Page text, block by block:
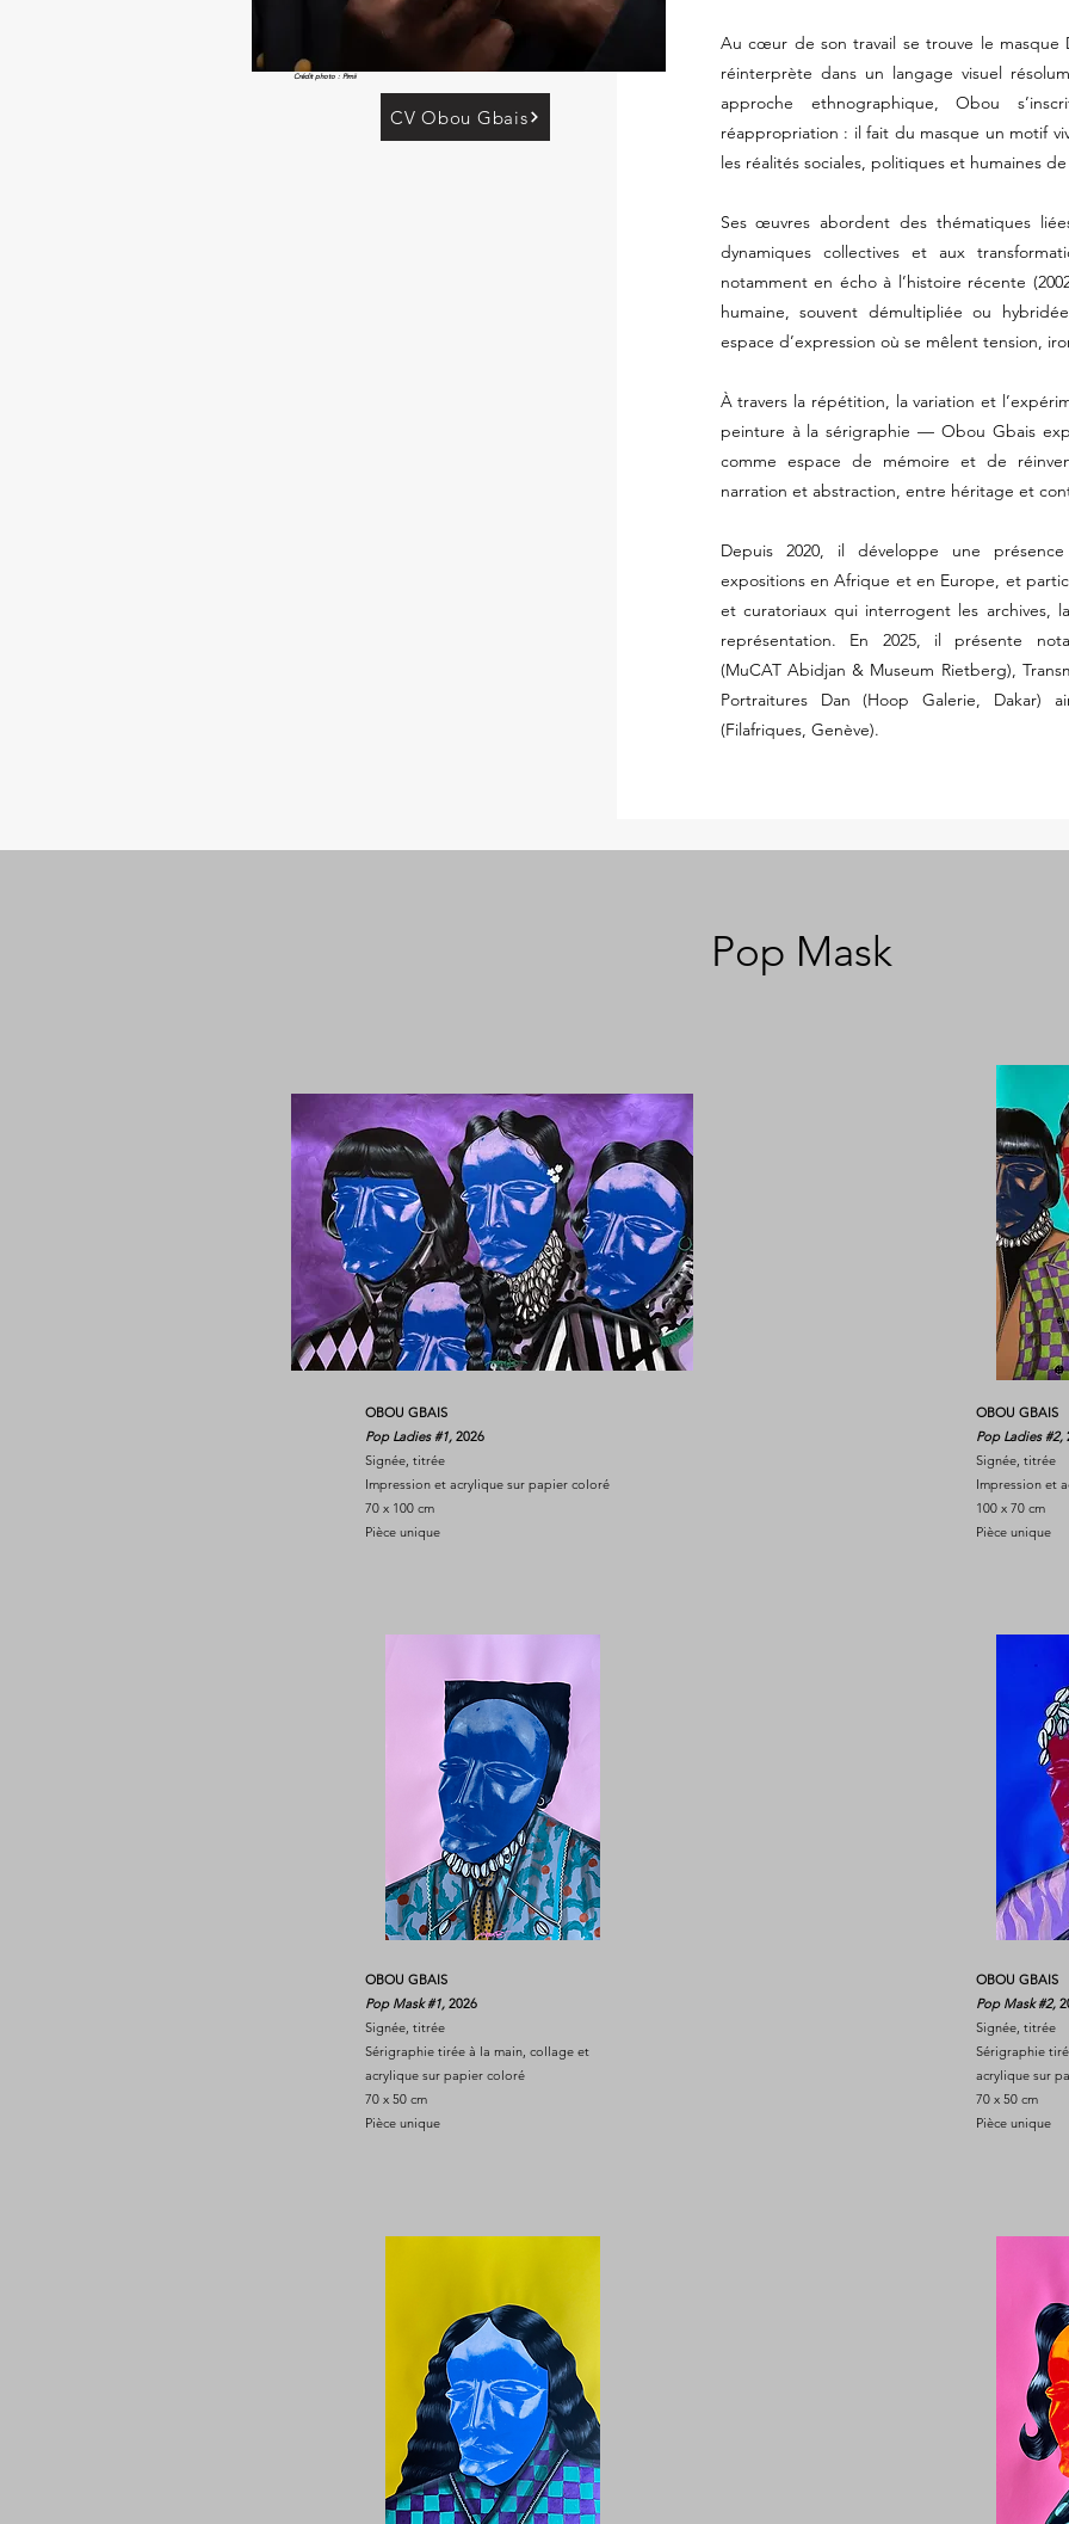
Crédit photo : Pimii
CV Obou Gbais
Au cœur de son travail se trouve le masque
réinterprète dans un langage visuel
approche ethnographique, Obou
réappropriation : il fait du masque un motif
les réalités sociales, politiques et humaines
Ses œuvres abordent des thématiques
dynamiques collectives et aux
notamment en écho à l’histoire récente
humaine, souvent démultipliée ou
espace d’expression où se mêlent tension,
À travers la répétition, la variation et
peinture à la sérigraphie — Obou Gbais
comme espace de mémoire et de
narration et abstraction, entre héritage et
Depuis 2020, il développe une
expositions en Afrique et en Europe, et
et curatoriaux qui interrogent les archives,
représentation. En 2025, il présente
(MuCAT Abidjan & Museum Rietberg),
Portraitures Dan (Hoop Galerie, Dakar)
(Filafriques, Genève).
Pop Mask
OBOU GBAIS
Pop Ladies #1, 2026
Signée, titrée
Impression et acrylique sur papier coloré
70 x 100 cm
Pièce unique
OBOU GBAIS
Pop Mask #1, 2026
Signée, titrée
Sérigraphie tirée à la main, collage et
acrylique sur papier coloré
70 x 50 cm
Pièce unique
OBOU GBAIS
Pop Ladies #2,
Signée, titrée
Impression et
100 x 70 cm
Pièce unique
OBOU GBAIS
Pop Mask #2,
Signée, titrée
Sérigraphie
acrylique sur
70 x 50 cm
Pièce unique